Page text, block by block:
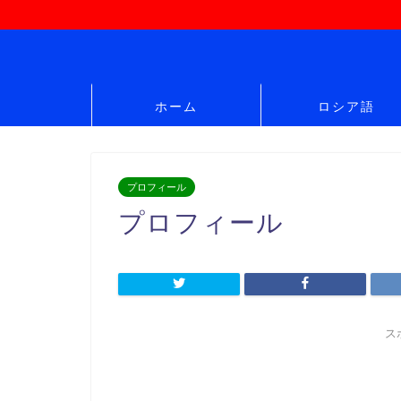
ホーム ロシア語
プロフィール
プロフィール
ス